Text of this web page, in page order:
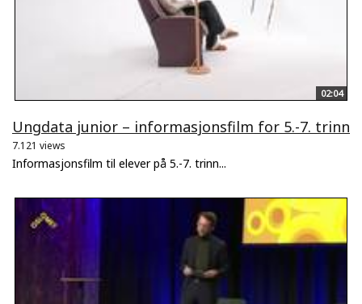
02:04
Ungdata junior – informasjonsfilm for 5.-7. trinn
7.121 views
Informasjonsfilm til elever på 5.-7. trinn...